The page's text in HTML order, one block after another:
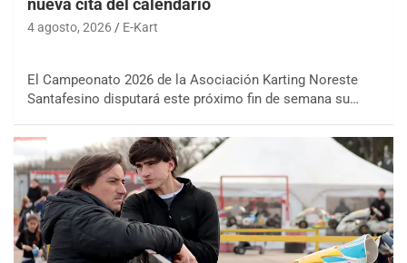
4 agosto, 2026 E-Kart
El Campeonato 2026 de la Asociación Karting Noreste
Santafesino disputará este próximo fin de semana su…